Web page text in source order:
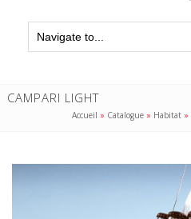
CAMPARI LIGHT
Accueil » Catalogue » Habitat »